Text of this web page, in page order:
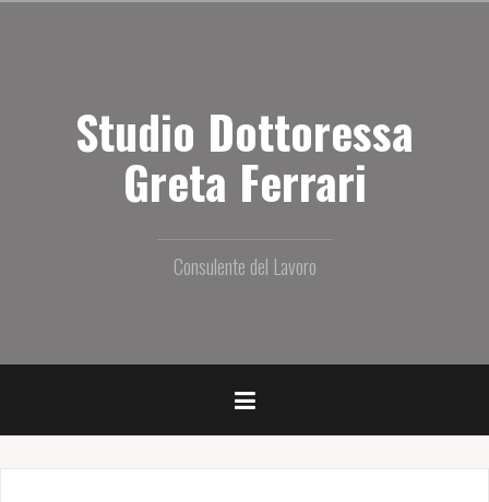
Studio Dottoressa
Greta Ferrari
Consulente del Lavoro